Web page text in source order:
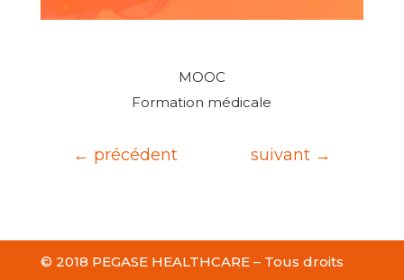
MOOC
Formation médicale
← précédent suivant →
© 2018 PEGASE HEALTHCARE – Tous droits